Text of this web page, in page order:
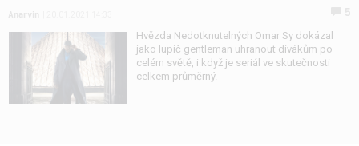
Hvězda Nedotknutelných Omar Sy dokázal
jako lupič gentleman uhranout divákům po
celém světě, i když je seriál ve skutečnosti
celkem průměrný.